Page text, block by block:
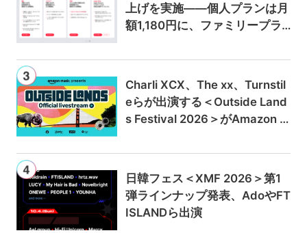
上げを実施——個人プランは月
額1,180円に、ファミリープラ
Charli XCX、The xx、Turnstil
eらが出演する＜Outside Land
s Festival 2026＞がAmazon M
ブ配信
日韓フェス＜XMF 2026＞第1
弾ラインナップ発表、AdoやFT
ISLANDら出演